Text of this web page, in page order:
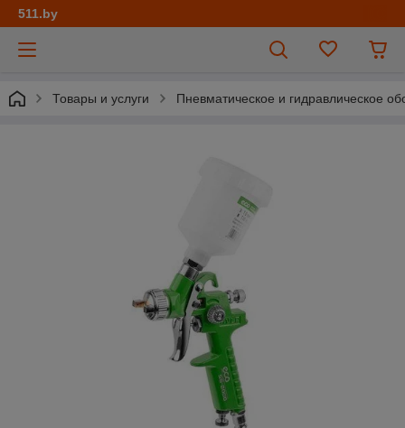
511.by
Товары и услуги Пневматическое и гидравлическое